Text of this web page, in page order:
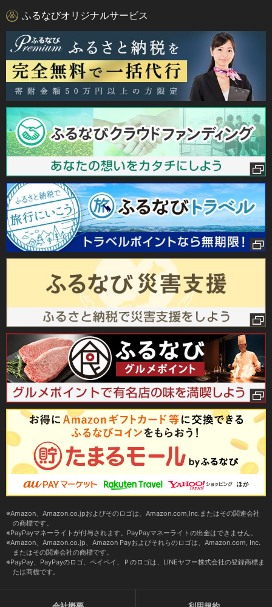
ふるなびオリジナルサービス
Amazon、Amazon.co.jpおよびそのロゴは、Amazon.com,Inc.またはその関連会社
の商標です。
PayPayマネーライトが付与されます。PayPayマネーライトの出金はできません。
Amazon、Amazon.co.jp、Amazon Payおよびそれらのロゴは、Amazon.com, Inc.
またはその関連会社の商標です。
PayPay、PayPayのロゴ、ペイペイ、Ｐのロゴは、LINEヤフー株式会社の登録商標ま
たは商標です。